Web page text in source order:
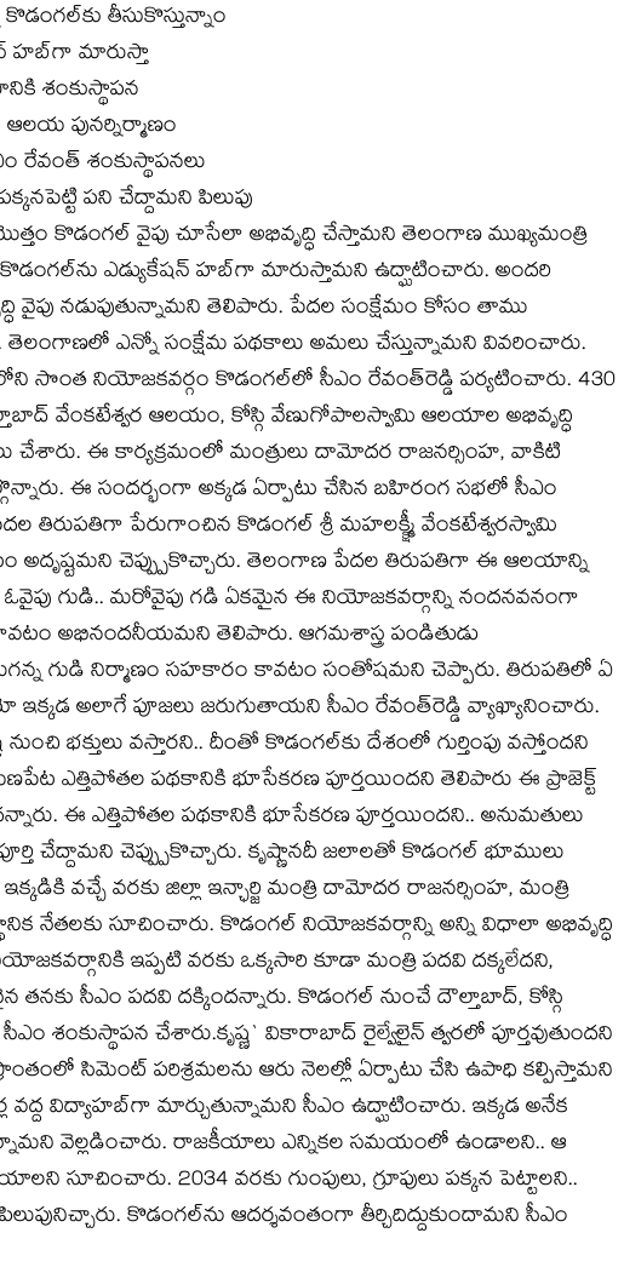
తీసుకొస్తున్నాం
హబ్‌గా మారుస్తా
శంకుస్థాపన
ఆలయ పునర్నిర్మాణం
రేవంత్ శంకుస్థాపనలు
పని చేద్దామని పిలుపు
కొడంగల్ వైపు చూసేలా అభివృద్ధి చేస్తామని తెలంగాణ ముఖ్యమంత్రి
ఎడ్యుకేషన్ హబ్‌గా మారుస్తామని ఉద్ఘాటించారు. అందరి
వైపు నడుపుతున్నామని తెలిపారు. పేదల సంక్షేమం కోసం తాము
తెలంగాణలో ఎన్నో సంక్షేమ పథకాలు అమలు చేస్తున్నామని వివరించారు.
సొంత నియోజకవర్గం కొడంగల్‌లో సీఎం రేవంత్‌రెడ్డి పర్యటించారు. 430
వేంకటేశ్వర ఆలయం, కోస్గి వేణుగోపాలస్వామి ఆలయాల అభివృద్ధి
చేశారు. ఈ కార్యక్రమంలో మంత్రులు దామోదర రాజనర్సింహ, వాకిటి
ఈ సందర్భంగా అక్కడ ఏర్పాటు చేసిన బహిరంగ సభలో సీఎం
తిరుపతిగా పేరుగాంచిన కొడంగల్ శ్రీ మహలక్క్ష్మీ వేంకటేశ్వరస్వామి
అదృష్టమని చెప్ప్పుకొచ్చారు. తెలంగాణ పేదల తిరుపతిగా ఈ ఆలయాన్ని
ఓవైపు గుడి.. మరోవైపు గడి ఏకమైన ఈ నియోజకవర్గాన్ని నందనవనంగా
అభినందనీయమని తెలిపారు. ఆగమశాస్త్ర పండితుడు
గుడి నిర్మాణం సహకారం కావటం సంతోషమని చెప్పారు. తిరుపతిలో ఏ
అలాగే పూజలు జరుగుతాయని సీఎం రేవంత్‌రెడ్డి వ్యాఖ్యానించారు.
భక్తులు వస్తారని.. దీంతో కొడంగల్‌కు దేశంలో గుర్తింపు వస్తోందని
ఎత్తిపోతల పథకానికి భూసేకరణ పూర్తయిందని తెలిపారు ఈ ప్రాజెక్ట్
ఈ ఎత్తిపోతల పథకానికి భూసేకరణ పూర్తయిందని.. అనుమతులు
చేద్దామని చెప్ప్పుకొచ్చారు. కృష్ణానదీ జలాలతో కొడంగల్ భూములు
వచ్చే వరకు జిల్లా ఇన్ఛార్జి మంత్రి దామోదర రాజనర్సింహ, మంత్రి
నేతలకు సూచించారు. కొడంగల్ నియోజకవర్గాన్ని అన్ని విధాలా అభివృద్ధి
ఇప్పటి వరకు ఒక్కసారి కూడా మంత్రి పదవి దక్కలేదని,
తనకు సీఎం పదవి దక్కిందన్నారు. కొడంగల్ నుంచే దౌల్తాబాద్, కోస్గి
శంకుస్థాపన చేశారు.కృష్ణ` వికారాబాద్ రైల్వేలైన్ త్వరలో పూర్తవుతుందని
సిమెంట్ పరిశ్రమలను ఆరు నెలల్లో ఏర్పాటు చేసి ఉపాధి కల్పిస్తామని
వద్ద విద్యాహబ్‌గా మార్చుతున్నామని సీఎం ఉద్ఘాటించారు. ఇక్కడ అనేక
వెల్లడించారు. రాజకీయాలు ఎన్నికల సమయంలో ఉండాలని.. ఆ
సూచించారు. 2034 వరకు గుంపులు, గ్రూపులు పక్కన పెట్టాలని..
కొడంగల్‌ను ఆదర్శవంతంగా తీర్చిదిద్దుకుందామని సీఎం